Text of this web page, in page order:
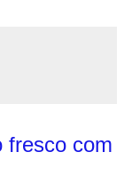
fresco com